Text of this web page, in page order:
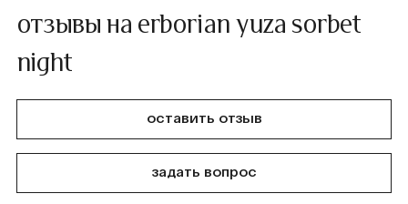
отзывы на erborian yuza sorbet
night
оставить отзыв
задать вопрос